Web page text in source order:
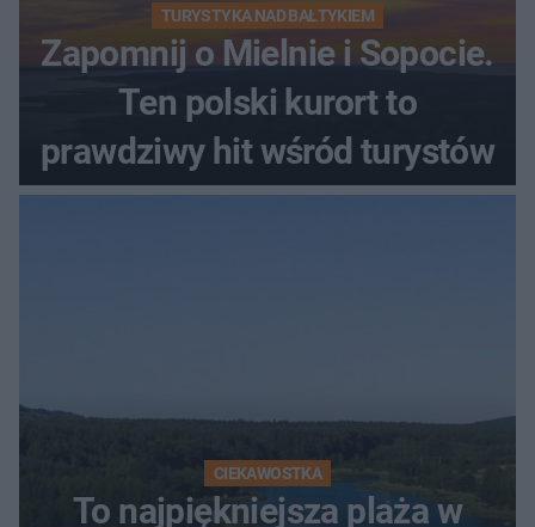
TURYSTYKA NAD BAŁTYKIEM
Zapomnij o Mielnie i Sopocie.
Ten polski kurort to
prawdziwy hit wśród turystów
CIEKAWOSTKA
To najpiękniejsza plaża w